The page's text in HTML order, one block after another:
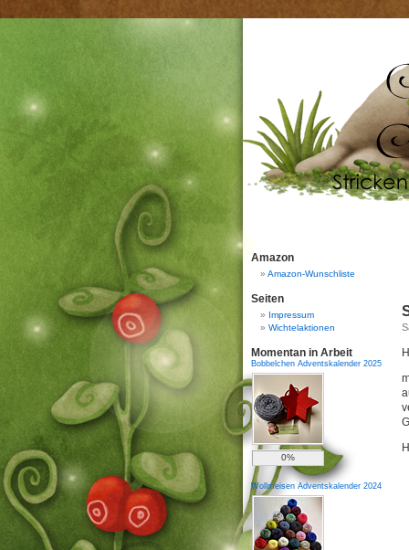
Amazon
Amazon-Wunschliste
Seiten
Impressum
Wichtelaktionen
Momentan in Arbeit
Bobbelchen Adventskalender 2025
0%
Wollmeisen Adventskalender 2024